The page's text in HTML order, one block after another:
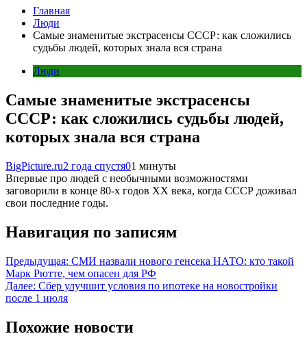
Главная
Люди
Самые знаменитые экстрасенсы СССР: как сложились
судьбы людей, которых знала вся страна
Люди
Самые знаменитые экстрасенсы
СССР: как сложились судьбы людей,
которых знала вся страна
BigPicture.ru2 года спустя01 минуты
Впервые про людей с необычными возможностями
заговорили в конце 80-х годов XX века, когда СССР доживал
свои последние годы.
Навигация по записям
Предыдущая: СМИ назвали нового генсека НАТО: кто такой
Марк Рютте, чем опасен для РФ
Далее: Сбер улучшит условия по ипотеке на новостройки
после 1 июля
Похожие новости